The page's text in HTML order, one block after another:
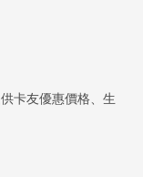
卡友優惠價格、生